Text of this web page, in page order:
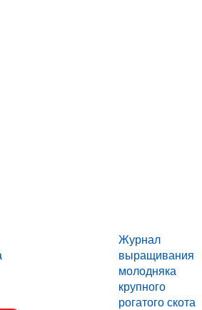
Журнал
выращивания
молодняка
крупного
рогатого скота